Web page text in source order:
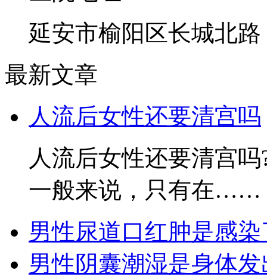
延安市榆阳区长城北路
最新文章
人流后女性还要清宫吗
人流后女性还要清宫
一般来说，只有在……
男性尿道口红肿是感
男性阴囊潮湿是身体